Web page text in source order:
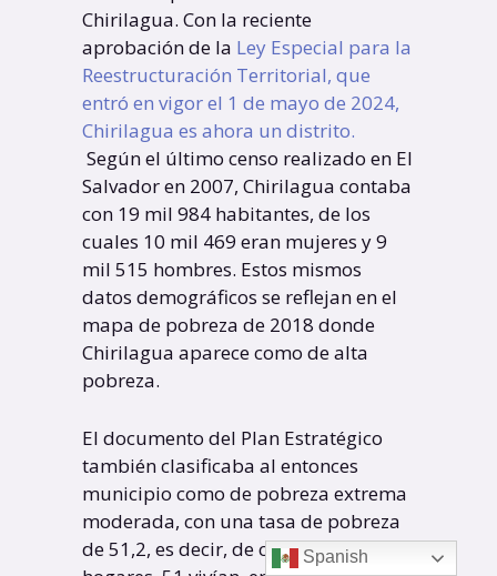
Chirilagua. Con la reciente
aprobación de la Ley Especial para la
Reestructuración Territorial, que
entró en vigor el 1 de mayo de 2024,
Chirilagua es ahora un distrito.
Según el último censo realizado en El
Salvador en 2007, Chirilagua contaba
con 19 mil 984 habitantes, de los
cuales 10 mil 469 eran mujeres y 9
mil 515 hombres. Estos mismos
datos demográficos se reflejan en el
mapa de pobreza de 2018 donde
Chirilagua aparece como de alta
pobreza.
El documento del Plan Estratégico
también clasificaba al entonces
municipio como de pobreza extrema
moderada, con una tasa de pobreza
de 51,2, es decir, de cada 100
Spanish